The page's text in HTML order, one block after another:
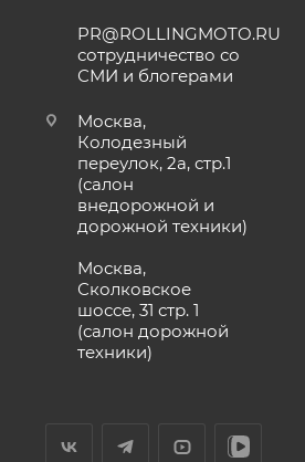
PR@ROLLINGMOTO.RU
сотрудничество со
СМИ и блогерами
Москва,
Колодезный
переулок, 2а, стр.1
(салон
внедорожной и
дорожной техники)
Москва,
Сколковское
шоссе, 31 стр. 1
(салон дорожной
техники)